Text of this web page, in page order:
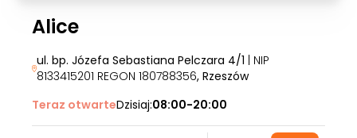
Alice
ul. bp. Józefa Sebastiana Pelczara 4/1 | NIP
8133415201 REGON 180788356, Rzeszów
Teraz otwarteDzisiaj:08:00-20:00